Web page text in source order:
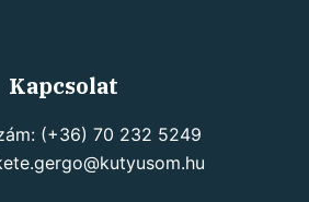
Kapcsolat
(+36) 70 232 5249